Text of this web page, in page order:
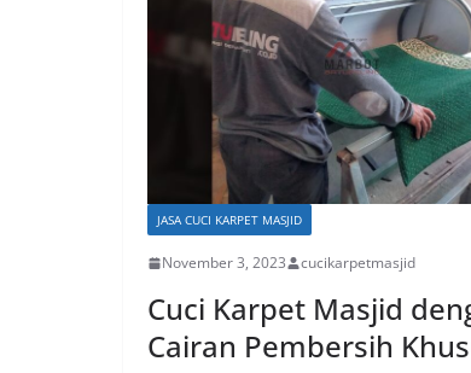
JASA CUCI KARPET MASJID
November 3, 2023 cucikarpetmasjid
Cuci Karpet Masjid
Cairan Pembersih